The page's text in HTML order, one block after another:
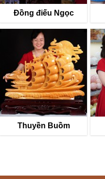
Đồng điếu Ngọc
Thuyền Buồm